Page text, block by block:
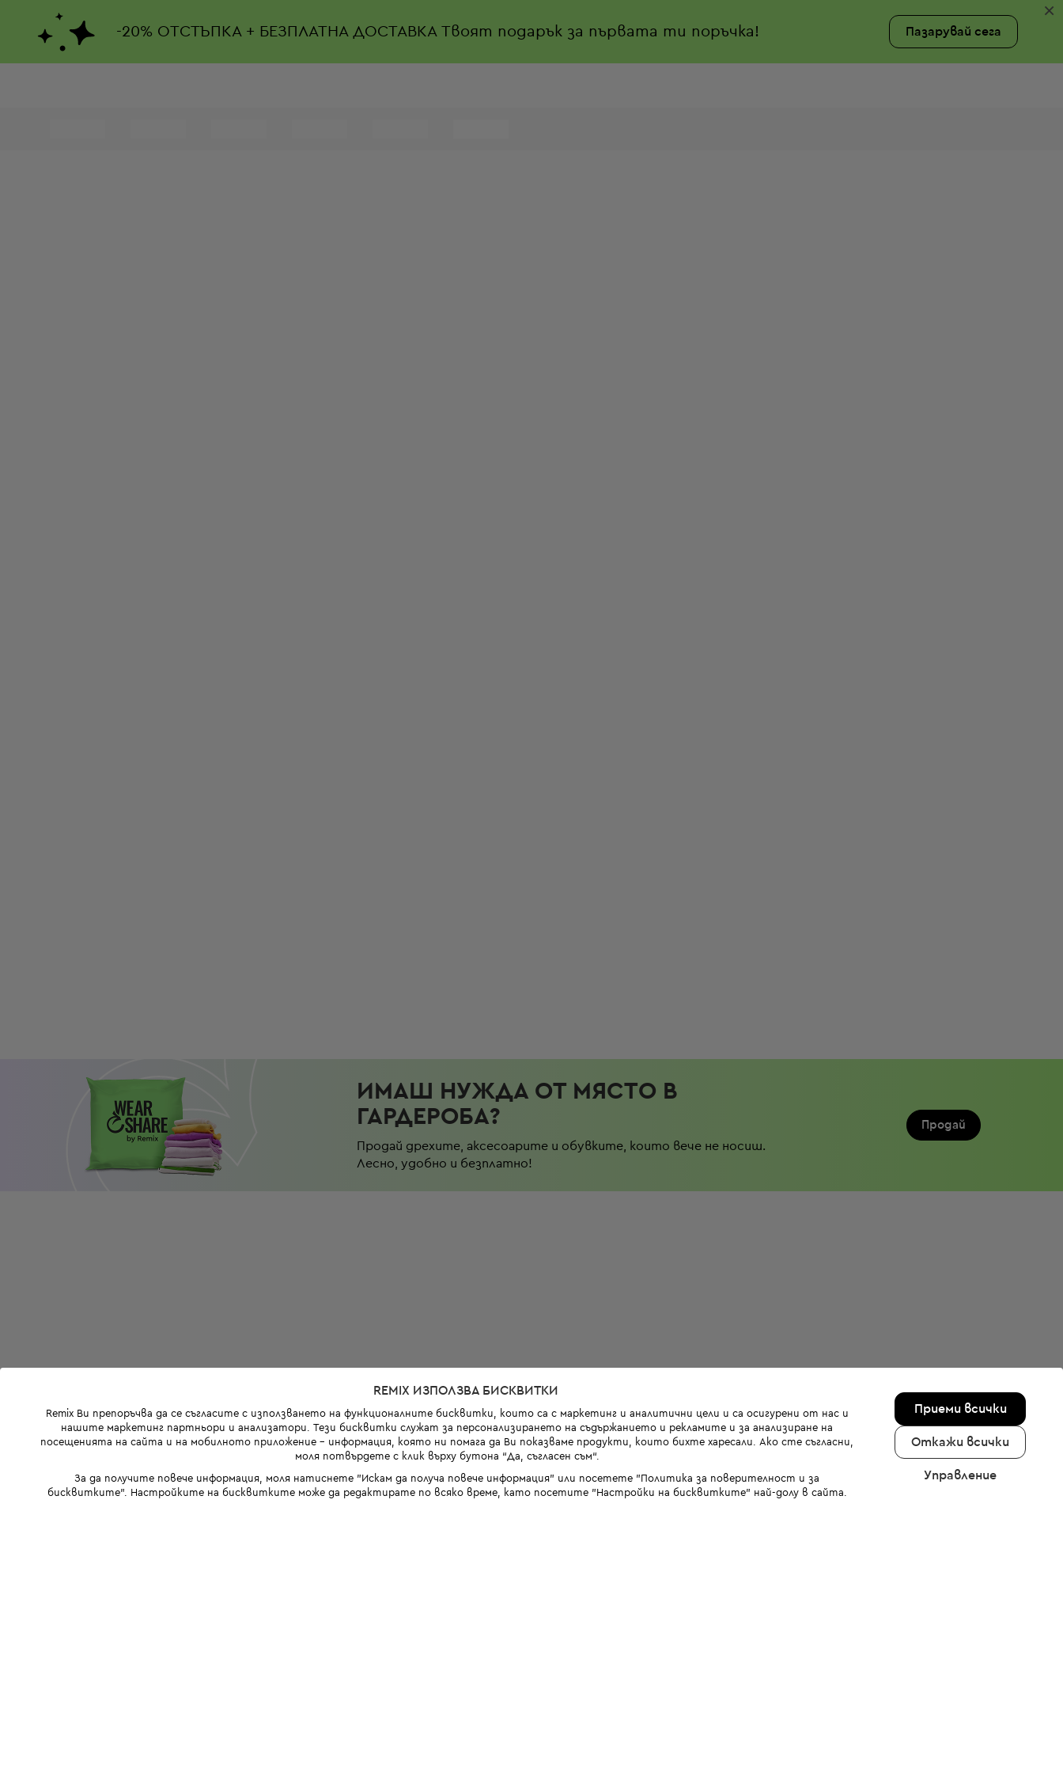
-20% ОТСТЪПКА + БЕЗПЛАТНА ДОСТАВКАТвоят подарък за първата ти поръчка! Пазарувай сега
×
ИМАШ НУЖДА ОТ МЯСТО В
ГАРДЕРОБА?
Продай дрехите, аксесоарите и обувките, които вече не носиш.
Лесно, удобно и безплатно!
Продай
REMIX ИЗПОЛЗВА БИСКВИТКИ
Remix Ви препоръчва да се съгласите с използването на функционалните бисквитки, които са с маркетинг и аналитични цели и са осигурени от нас и
нашите маркетинг партньори и анализатори. Тези бисквитки служат за персонализирането на съдържанието и рекламите и за анализиране на
посещенията на сайта и на мобилното приложение - информация, която ни помага да Ви показваме продукти, които бихте харесали. Ако сте съгласни,
моля потвърдете с клик върху бутона “Да, съгласен съм“.
За да получите повече информация, моля натиснете "Искам да получа повече информация" или посетете "Политика за поверителност и за
бисквитките". Настройките на бисквитките може да редактирате по всяко време, като посетите "Настройки на бисквитките" най-долу в сайта.
Приеми всички
Откажи всички
Управление